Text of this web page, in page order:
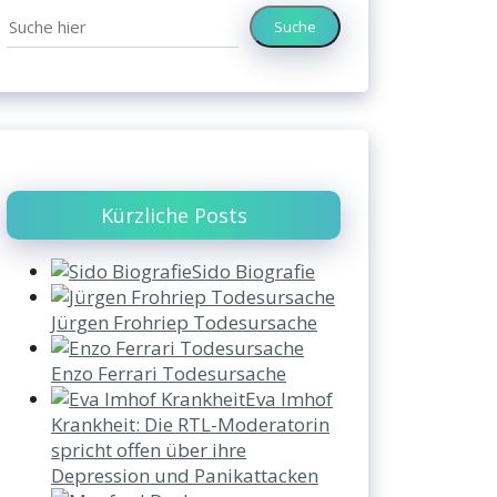
Suche
Kürzliche Posts
Sido Biografie
Jürgen Frohriep Todesursache
Enzo Ferrari Todesursache
Eva Imhof
Krankheit: Die RTL-Moderatorin
spricht offen über ihre
Depression und Panikattacken